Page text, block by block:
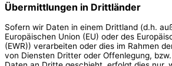
Übermittlungen in Drittländer
Sofern wir Daten in einem Drittland (d.h.
Europäischen Union (EU) oder des
(EWR)) verarbeiten oder dies im Rahmen
von Diensten Dritter oder Offenlegung,